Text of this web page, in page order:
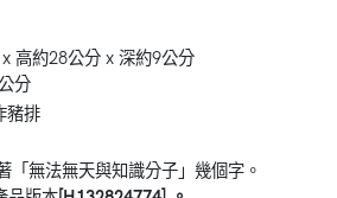
高約28公分 x 深約9公分
分
豬排
「無法無天與知識分子」幾個字。